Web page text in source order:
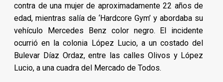
contra de una mujer de aproximadamente 22 años de
edad, mientras salía de ‘Hardcore Gym’ y abordaba su
vehículo Mercedes Benz color negro. El incidente
ocurrió en la colonia López Lucio, a un costado del
Bulevar Díaz Ordaz, entre las calles Olivos y López
Lucio, a una cuadra del Mercado de Todos.